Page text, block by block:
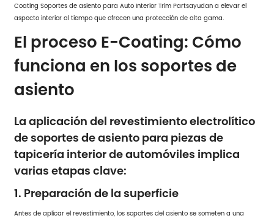
Coating Soportes de asiento para Auto Interior Trim Partsayudan a elevar el
aspecto interior al tiempo que ofrecen una protección de alta gama.
El proceso E-Coating: Cómo
funciona en los soportes de
asiento
La aplicación del revestimiento electrolítico
de soportes de asiento para piezas de
tapicería interior de automóviles implica
varias etapas clave:
1. Preparación de la superficie
Antes de aplicar el revestimiento, los soportes del asiento se someten a una